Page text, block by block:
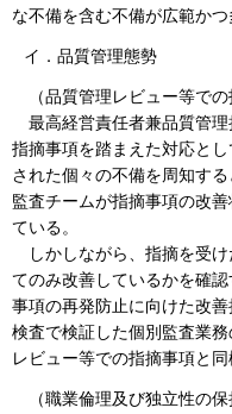
な不備を含む不備が広範かつ
イ．品質管理態勢
（品質管理レビュー等で
最高経営責任者兼品質管理
指摘事項を踏まえた対応と
された個々の不備を周知す
監査チームが指摘事項の改
ている。
しかしながら、指摘を受け
てのみ改善しているかを確
事項の再発防止に向けた改
検査で検証した個別監査業
レビュー等での指摘事項と
（職業倫理及び独立性の保